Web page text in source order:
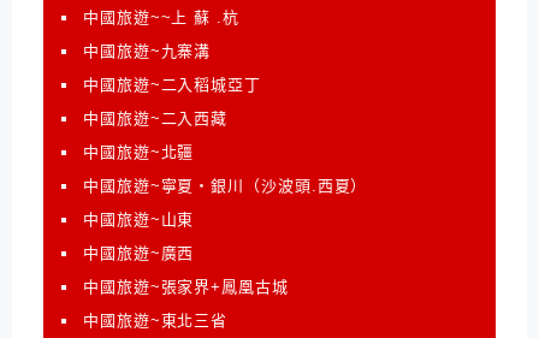
中國旅遊~~上 蘇 .杭
中國旅遊~九寨溝
中國旅遊~二入稻城亞丁
中國旅遊~二入西藏
中國旅遊~北疆
中國旅遊~寧夏‧銀川（沙波頭.西夏）
中國旅遊~山東
中國旅遊~廣西
中國旅遊~張家界+鳳凰古城
中國旅遊~東北三省